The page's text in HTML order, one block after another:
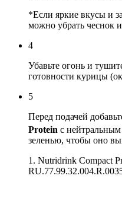
*Если яркие вкусы и
можно убрать чеснок
4
Убавьте огонь и
готовности курицы
5
Перед подачей
Protein с
зеленью, чтобы оно
1. Nutridrink Compact